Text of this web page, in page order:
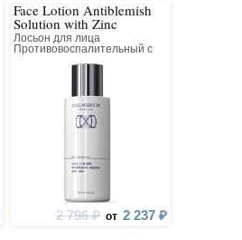
Face Lotion Antiblemish
Solution with Zinc
Лосьон для лица
Противовоспалительный с
2 796 ₽ от 2 237 ₽